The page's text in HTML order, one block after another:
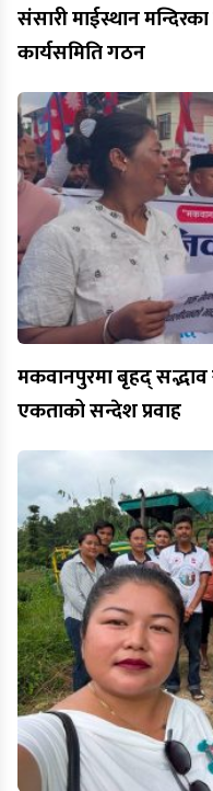
संसारी माईस्थान
कार्यसमिति गठन
मकवानपुरमा बृहद् सद्भाव
एकताको सन्देश प्रवाह